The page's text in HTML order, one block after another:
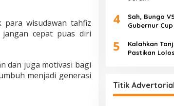
para wisudawan tahfiz
cepat puas diri
dan juga motivasi bagi
menjadi generasi
4
Sah, Bungo
Gubernur Cup
5
Kalahkan
Pastikan
Titik Advertorial